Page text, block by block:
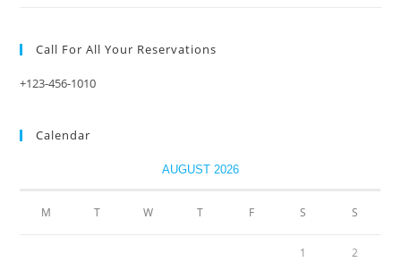
Call For All Your​ Reservations
+123-456-1010
Calendar
AUGUST 2026
M T W T F S S
1 2